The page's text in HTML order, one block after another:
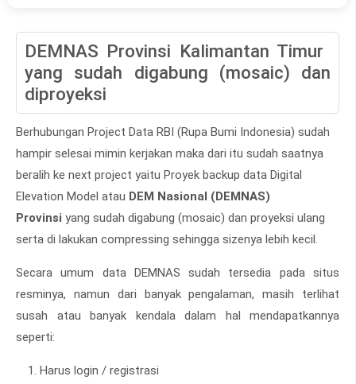
DEMNAS Provinsi Kalimantan Timur
yang sudah digabung (mosaic) dan
diproyeksi
Berhubungan Project Data RBI (Rupa Bumi Indonesia) sudah
hampir selesai mimin kerjakan maka dari itu sudah saatnya
beralih ke next project yaitu Proyek backup data Digital
Elevation Model atau DEM Nasional (DEMNAS)
Provinsi yang sudah digabung (mosaic) dan proyeksi ulang
serta di lakukan compressing sehingga sizenya lebih kecil.
Secara umum data DEMNAS sudah tersedia pada situs
resminya, namun dari banyak pengalaman, masih terlihat
susah atau banyak kendala dalam hal mendapatkannya
seperti:
Harus login / registrasi